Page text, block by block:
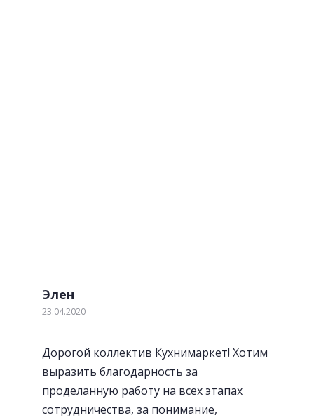
Посудосушители
Элен
23.04.2020
Дорогой коллектив Кухнимаркет! Хотим
выразить благодарность за
проделанную работу на всех этапах
сотрудничества, за понимание,